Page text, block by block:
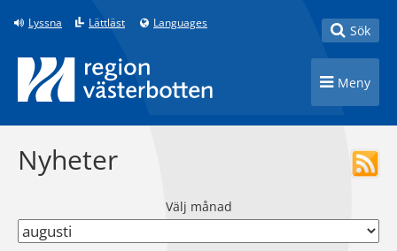
Till innehåll på sidan
Lyssna Lättläst Languages Toggle
Sök
Toggle
Meny
Nyheter
Välj månad